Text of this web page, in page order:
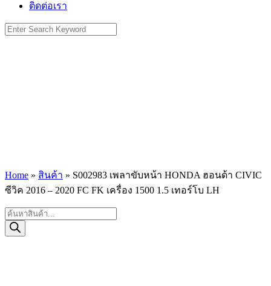
ติดต่อเรา
Search
for:
Home » สินค้า » S002983 เพลาขับหน้า HONDA ฮอนด้า CIVIC
ซีวิค 2016 – 2020 FC FK เครื่อง 1500 1.5 เทอร์โบ LH
Products
search